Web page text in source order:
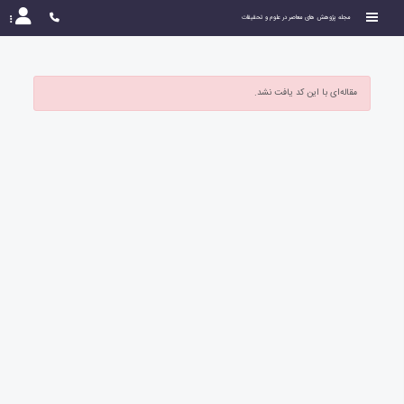
مجله پژوهش های معاصر در علوم و تحقیقات
مقاله‌ای با این کد یافت نشد.